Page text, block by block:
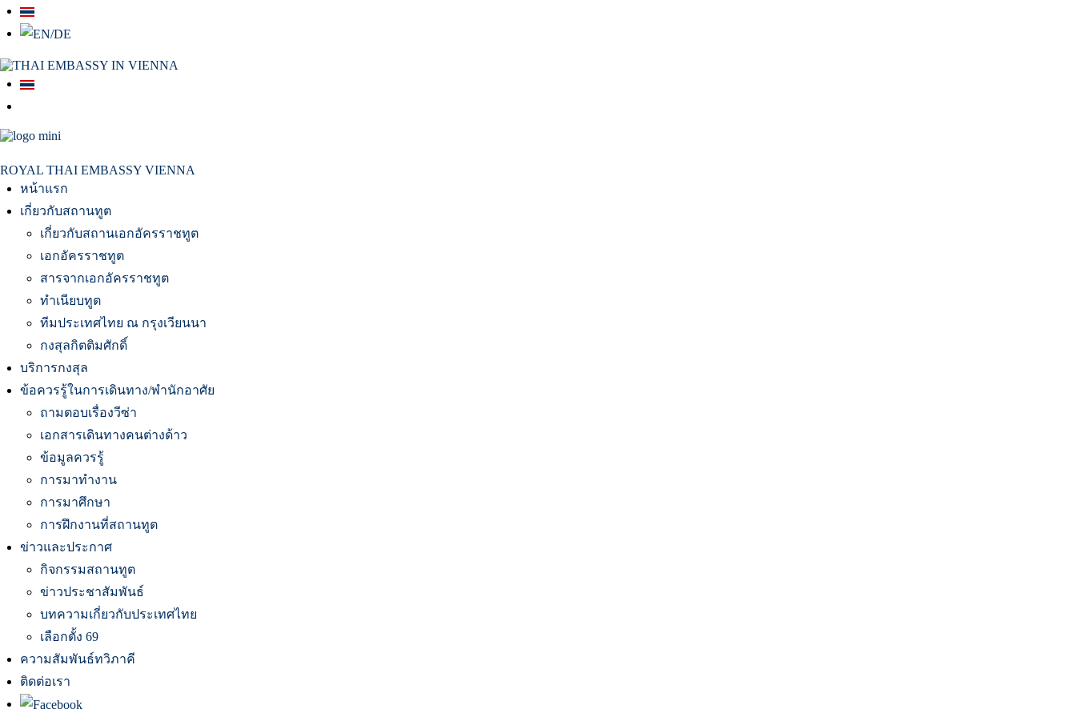
ROYAL THAI EMBASSY VIENNA
หน้าแรก
เกี่ยวกับสถานทูต
เกี่ยวกับสถานเอกอัครราชทูต
เอกอัครราชทูต
สารจากเอกอัครราชทูต
ทำเนียบทูต
ทีมประเทศไทย ณ กรุงเวียนนา
กงสุลกิตติมศักดิ์
บริการกงสุล
ข้อควรรู้ในการเดินทาง/พำนักอาศัย
ถามตอบเรื่องวีซ่า
เอกสารเดินทางคนต่างด้าว
ข้อมูลควรรู้
การมาทำงาน
การมาศึกษา
การฝึกงานที่สถานทูต
ข่าวและประกาศ
กิจกรรมสถานทูต
ข่าวประชาสัมพันธ์
บทความเกี่ยวกับประเทศไทย
เลือกตั้ง 69
ความสัมพันธ์ทวิภาคี
ติดต่อเรา